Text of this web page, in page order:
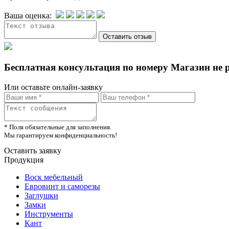
Ваша оценка:
Бесплатная консультация по номеру Магазин не
Или оставьте онлайн-заявку
* Поля обязательные для заполнения.
Мы гарантируем конфиденциальность!
Оставить заявку
Продукция
Воск мебельный
Евровинт и саморезы
Заглушки
Замки
Инструменты
Кант